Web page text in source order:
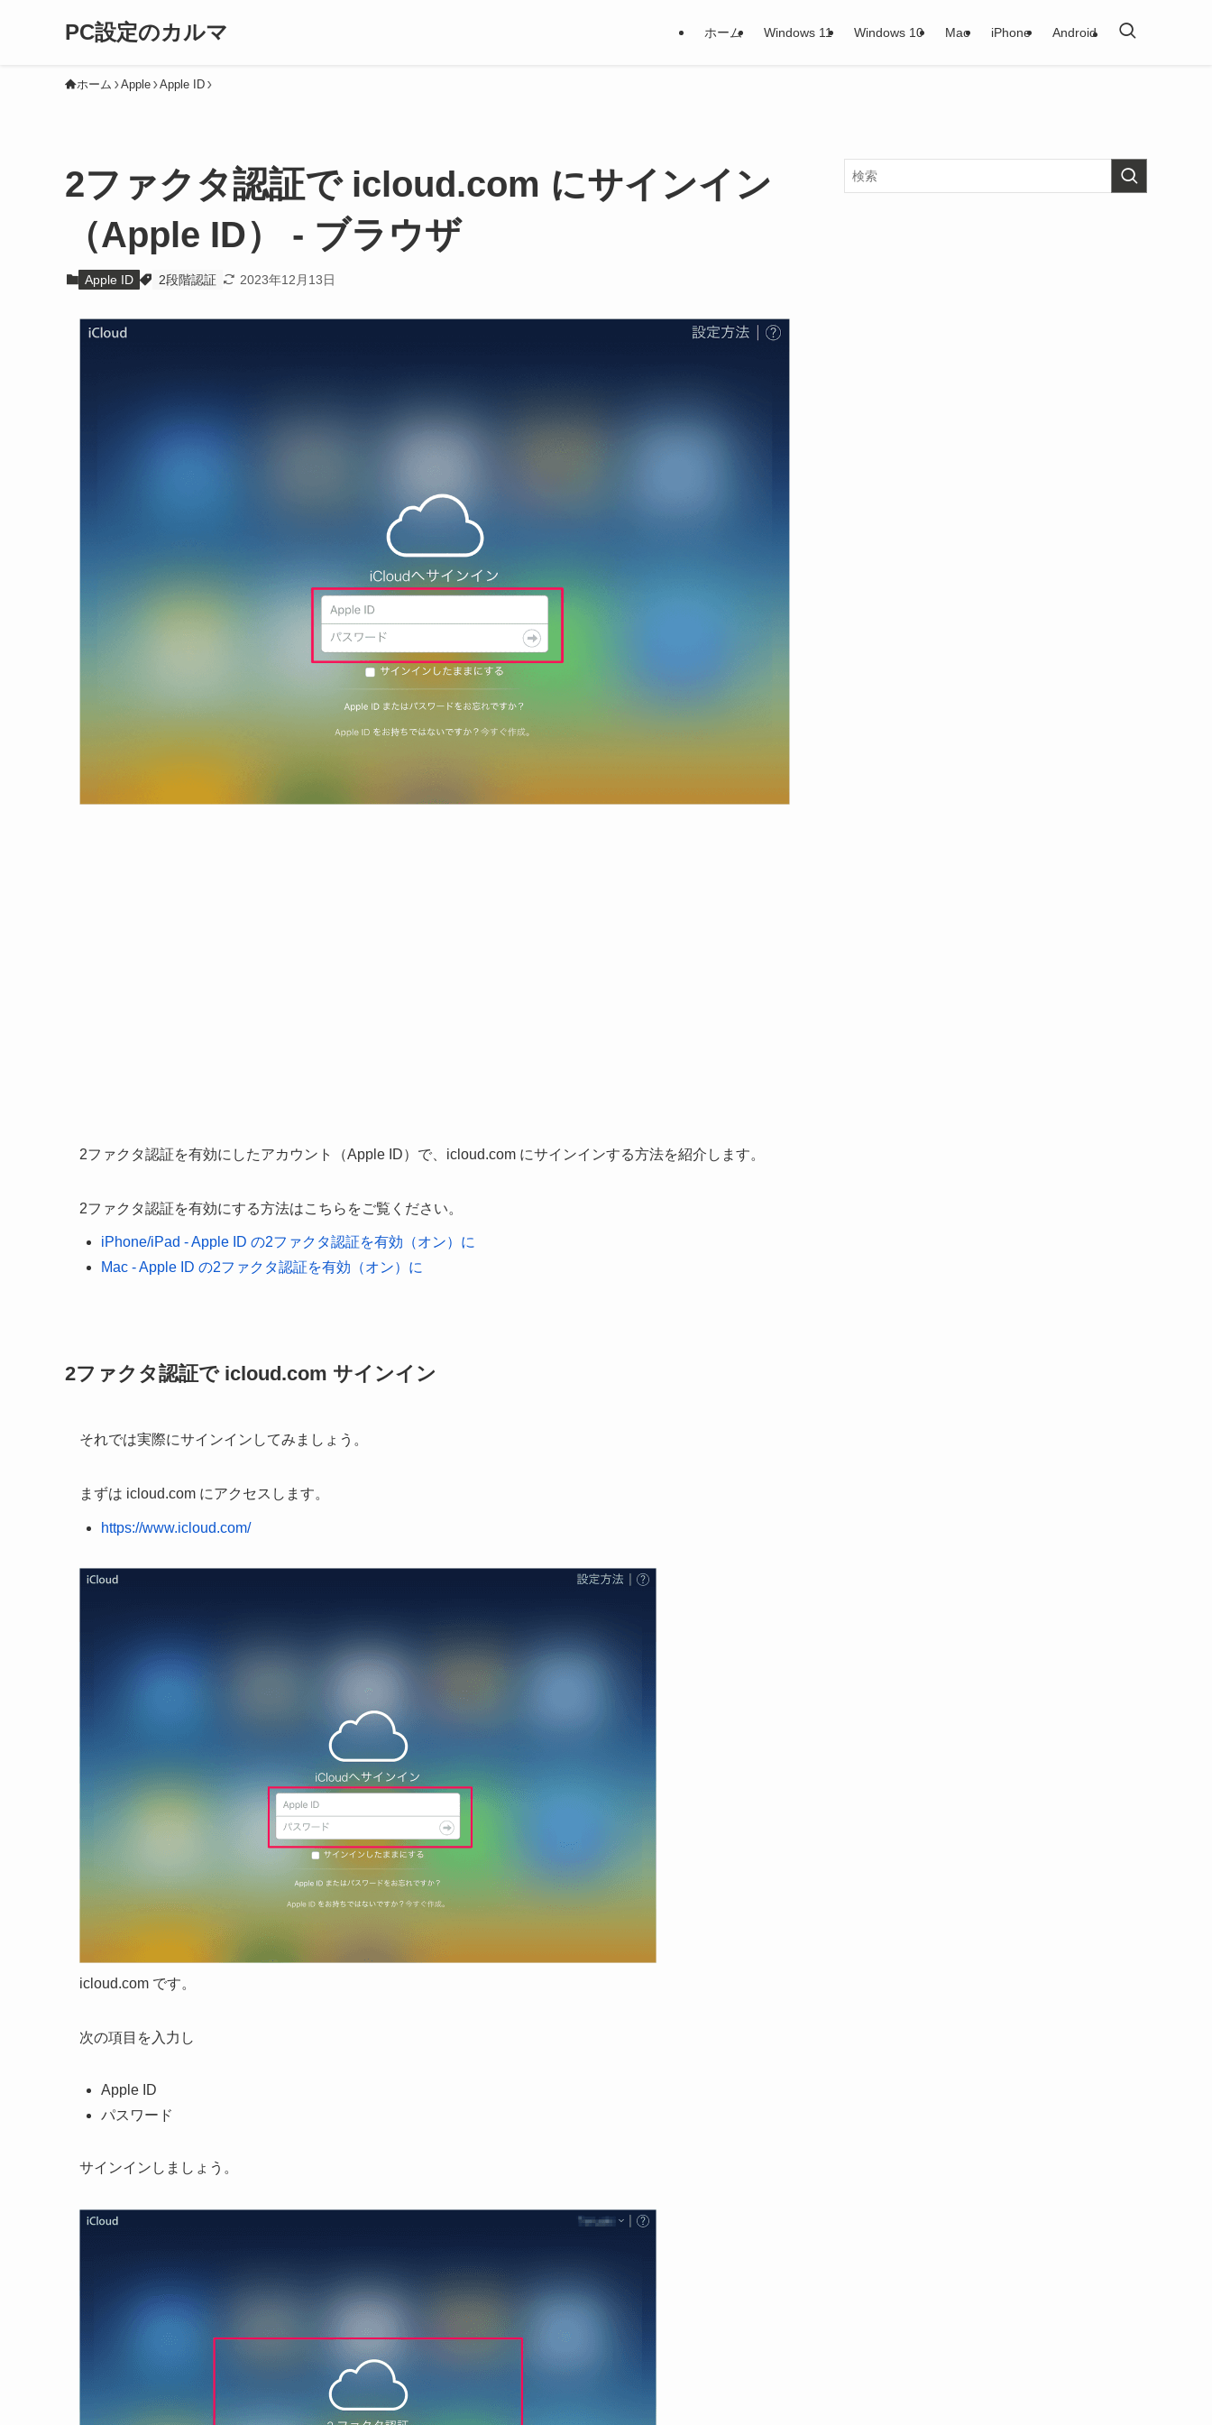
PC設定のカルマ ホーム Windows 11 Windows 10 Mac iPhone Android
ホーム Apple Apple ID
2ファクタ認証で icloud.com にサインイン
（Apple ID） - ブラウザ
Apple ID 2段階認証 2023年12月13日
2ファクタ認証を有効にしたアカウント（Apple ID）で、icloud.com にサインインする方法を紹介します。
2ファクタ認証を有効にする方法はこちらをご覧ください。
iPhone/iPad - Apple ID の2ファクタ認証を有効（オン）に
Mac - Apple ID の2ファクタ認証を有効（オン）に
2ファクタ認証で icloud.com サインイン
それでは実際にサインインしてみましょう。
まずは icloud.com にアクセスします。
https://www.icloud.com/
icloud.com です。
次の項目を入力し
Apple ID
パスワード
サインインしましょう。